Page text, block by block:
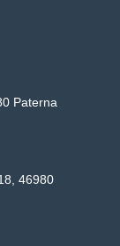
Paterna
46980